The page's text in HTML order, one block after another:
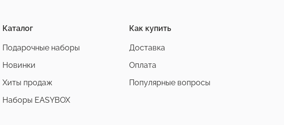
Каталог
Подарочные наборы
Новинки
Хиты продаж
Наборы EASYBOX
Как купить
Доставка
Оплата
Популярные вопросы